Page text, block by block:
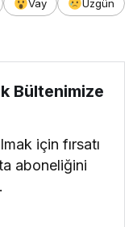
Vay
Üzgün
Bültenimize
için fırsatı
aboneliğini